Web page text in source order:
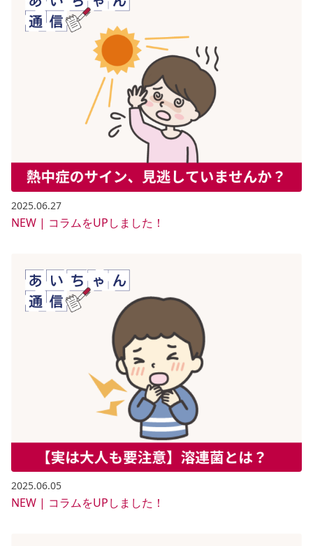
2025.06.27
NEW | コラムをUPしました！
2025.06.05
NEW | コラムをUPしました！